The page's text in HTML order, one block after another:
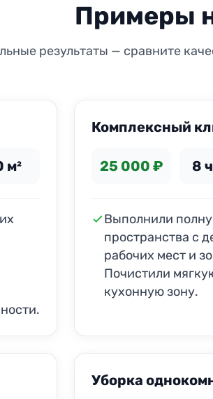
Примеры
результаты — сравните
м²
Комплексный
25 000 ₽ 8
Выполнили
пространства с
рабочих мест и
Почистили
кухонную зону.
Уборка